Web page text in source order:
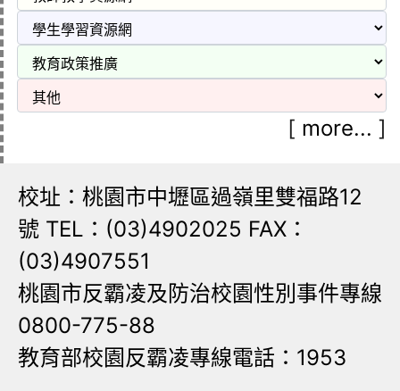
[ more... ]
校址：桃園市中壢區過嶺里雙福路12
號 TEL：(03)4902025 FAX：
(03)4907551
桃園市反霸凌及防治校園性別事件專線
0800-775-88
教育部校園反霸凌專線電話：1953